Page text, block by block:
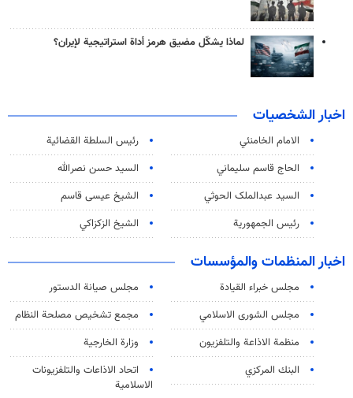
لماذا يشكّل مضيق هرمز أداة استراتيجية لإيران؟
اخبار الشخصيات
الامام الخامنئي
رئیس السلطة القضائیة
الحاج قاسم سليماني
السيد حسن نصرالله
السید عبدالملک الحوثي
الشيخ عيسى قاسم
رئيس الجمهورية
الشيخ الزكزاكي
اخبار المنظمات والمؤسسات
مجلس خبراء القيادة
مجلس صيانة الدستور
مجلس الشورى الاسلامي
مجمع تشخيص مصلحة النظام
منظمة الاذاعة والتلفزیون
وزارة الخارجية
البنك المركزي
اتحاد الاذاعات والتلفزيونات
الاسلامية